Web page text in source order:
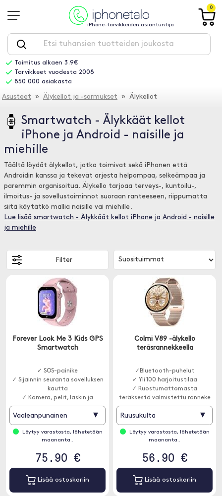
iPhone-tarvikkeiden asiantuntija
0
Toimitus alkaen 3.9€
Tarvikkeet vuodesta 2008
850 000 asiakasta
Asusteet » Älykellot ja -sormukset » Älykellot
Smartwatch - Älykkäät kellot
iPhone ja Android - naisille ja
miehille
Täältä löydät älykellot, jotka toimivat sekä iPhonen että
Androidin kanssa ja tekevät arjesta helpompaa, selkeämpää ja
paremmin organisoitua. Älykello tarjoaa terveys-, kuntoilu-,
ilmoitus- ja sovellustoiminnot suoraan ranteeseen, riippumatta
siitä käytätkö mallia naisille vai miehille.
Lue lisää smartwatch - Älykkäät kellot iPhone ja Android - naisille
ja miehille
Filter
Forever Look Me 3 Kids GPS
Smartwatch
✓ SOS-painike
✓ Sijainnin seuranta sovelluksen
kautta
✓ Kamera, pelit, laskin ja
aktiivisuuden seuranta
Vaaleanpunainen ▾
Löytyy varastosta, lähetetään
maananta..
75.90 €
Lisää ostoskoriin
Colmi V89 -älykello
teräsrannekkeella
✓Bluetooth-puhelut
✓ Yli 100 harjoitustilaa
✓ Ruostumattomasta
teräksestä valmistettu ranneke
Ruusukulta ▾
Löytyy varastosta, lähetetään
maananta..
56.90 €
Lisää ostoskoriin